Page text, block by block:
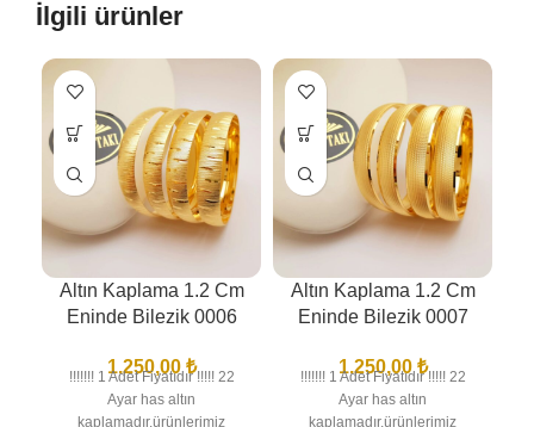
İlgili ürünler
Altın Kaplama 1.2 Cm
Eninde Bilezik 0006
1.250,00₺
!!!!!!! 1 Adet Fiyatıdır !!!!! 22
Ayar has altın
kaplamadır,ürünlerimiz
Altın Kaplama 1.2 Cm
Eninde Bilezik 0007
1.250,00₺
!!!!!!! 1 Adet Fiyatıdır !!!!! 22
Ayar has altın
kaplamadır,ürünlerimiz